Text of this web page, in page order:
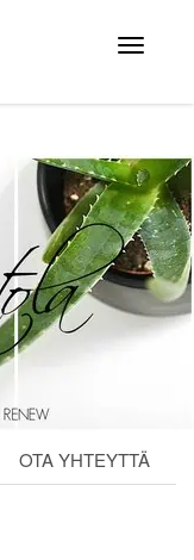
Avaa
valikko
OTA YHTEYTTÄ